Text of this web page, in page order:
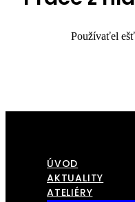
Používaťel
ÚVOD
AKTUALITY
ATELIÉRY